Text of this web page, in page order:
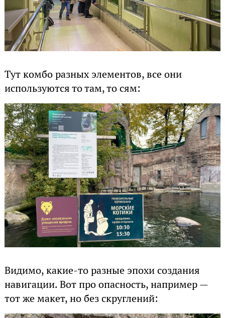
Тут комбо разных элементов, все они
используются то там, то сям:
Видимо, какие-то разные эпохи создания
навигации. Вот про опасность, например —
тот же макет, но без скруглений: